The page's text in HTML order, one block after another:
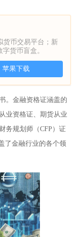
货币交易平台；新
货币盲盒。
苹果下载
。金融资格证涵盖的
业资格证、期货从业
务规划师（CFP）证
了金融行业的各个领